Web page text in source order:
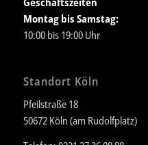
Montag bis Samstag:
10:00 bis 19:00 Uhr
Standort Köln
Pfeilstraße 18
50672 Köln (am Rudolfplatz)